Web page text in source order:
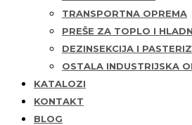
TRANSPORTNA OPREMA
PREŠE ZA TOPLO I
DEZINSEKCIJA I
OSTALA INDUSTRIJSKA
KATALOZI
KONTAKT
BLOG